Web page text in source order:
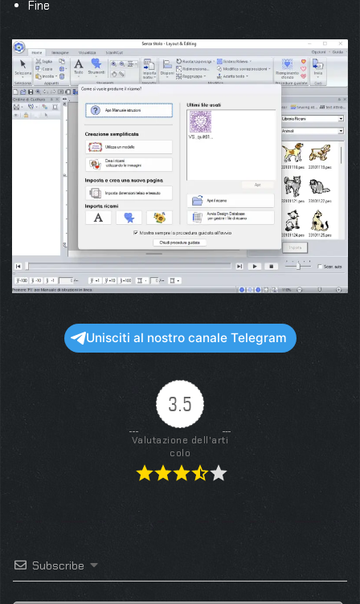
Fine
Unisciti al nostro canale Telegram
3.5
Valutazione dell'arti
colo
Subscribe